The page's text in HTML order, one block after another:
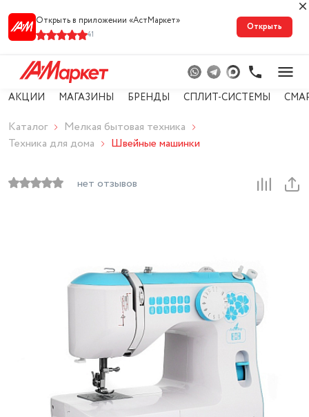
Открыть в приложении «АстМарке‪т‬»
41
Открыть
АКЦИИ МАГАЗИНЫ БРЕНДЫ СПЛИТ-СИСТЕМЫ
Каталог
Мелкая бытовая техника
Техника для дома
Швейные машинки
нет отзывов